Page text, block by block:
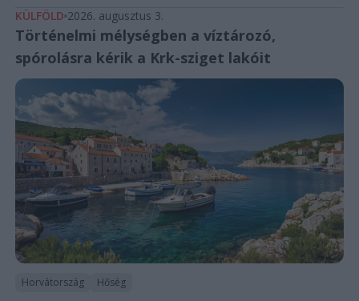
KÜLFÖLD 2026. augusztus 3.
Történelmi mélységben a víztározó,
spórolásra kérik a Krk-sziget lakóit
Horvátország Hőség